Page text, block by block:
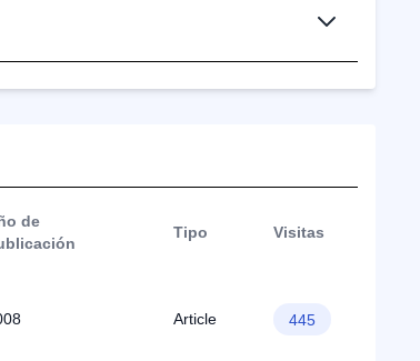
de
Tipo Visitas
Article 445